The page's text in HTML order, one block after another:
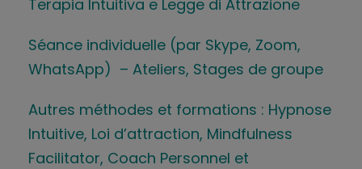
Terapia Intuitiva e Legge di Attrazione
Séance individuelle (par Skype, Zoom,
WhatsApp) – Ateliers, Stages de groupe
Autres méthodes et formations : Hypnose
Intuitive, Loi d’attraction, Mindfulness
Facilitator, Coach Personnel et